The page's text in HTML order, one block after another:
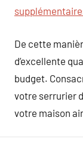
De cette
d’excellente
budget.
votre serrurier
votre maison